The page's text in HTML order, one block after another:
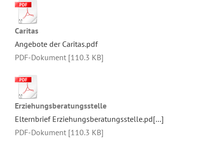
Caritas
Angebote der Caritas.pdf
PDF-Dokument [110.3 KB]
Erziehungsberatungsstelle
Elternbrief Erziehungsberatungsstelle.pd[…]
PDF-Dokument [110.3 KB]